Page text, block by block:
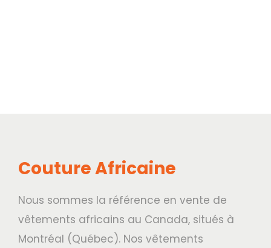
Couture Africaine
Nous sommes la référence en vente de
vêtements africains au Canada, situés à
Montréal (Québec). Nos vêtements